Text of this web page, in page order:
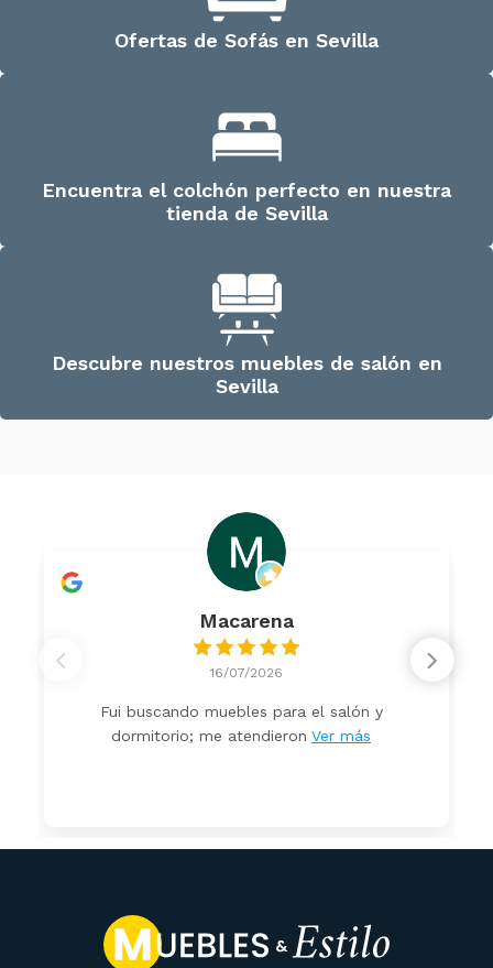
Ofertas de Sofás en Sevilla
Encuentra el colchón perfecto en nuestra
tienda de Sevilla
Descubre nuestros muebles de salón en
Sevilla
Macarena
16/07/2026
Fui buscando muebles para el salón y
dormitorio; me atendieron Ver más